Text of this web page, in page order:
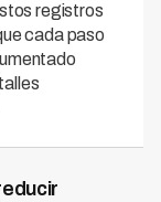
registros
cada paso